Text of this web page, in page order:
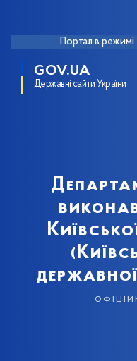
Портал в режимі
GOV.UA
Державні сайти України
державної